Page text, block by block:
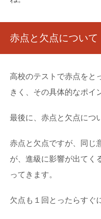
赤点と欠点について
高校のテストで赤点をと
きく、その具体的なポイ
最後に、赤点と欠点につ
赤点と欠点ですが、同じ
が、進級に影響が出てく
ってきます。
欠点も１回とったらすぐ